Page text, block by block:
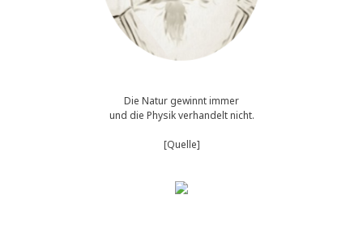
Die Natur gewinnt immer
und die Physik verhandelt nicht.
[Quelle]